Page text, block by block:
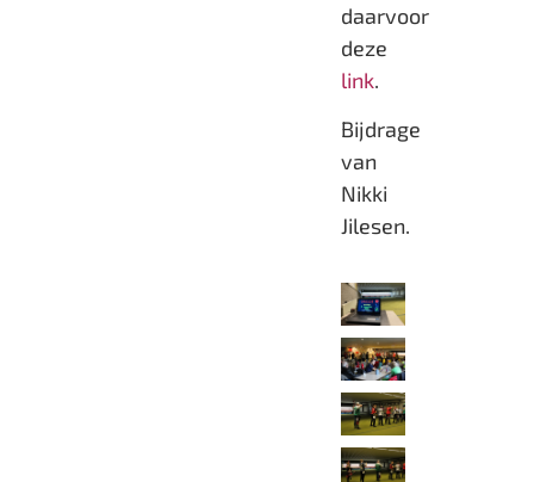
daarvoor
deze
link.
Bijdrage
van
Nikki
Jilesen.